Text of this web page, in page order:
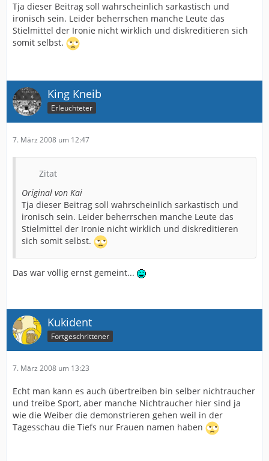
Tja dieser Beitrag soll wahrscheinlich sarkastisch und
ironisch sein. Leider beherrschen manche Leute das
Stielmittel der Ironie nicht wirklich und diskreditieren sich
somit selbst.
King Kneib
Erleuchteter
7. März 2008 um 12:47
Zitat
Original von Kai
Tja dieser Beitrag soll wahrscheinlich sarkastisch und
ironisch sein. Leider beherrschen manche Leute das
Stielmittel der Ironie nicht wirklich und diskreditieren
sich somit selbst.
Das war völlig ernst gemeint...
Kukident
Fortgeschrittener
7. März 2008 um 13:23
Echt man kann es auch übertreiben bin selber nichtraucher
und treibe Sport, aber manche Nichtraucher hier sind ja
wie die Weiber die demonstrieren gehen weil in der
Tagesschau die Tiefs nur Frauen namen haben